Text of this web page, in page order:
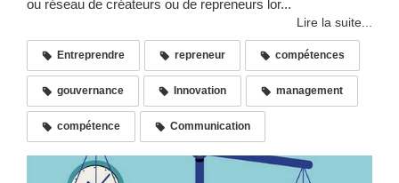
ou réseau de créateurs ou de repreneurs lor...
Lire la suite...
Entreprendre repreneur compétences
gouvernance Innovation management
compétence Communication